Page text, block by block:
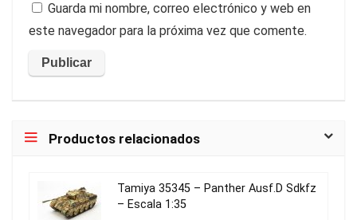
Guarda mi nombre, correo electrónico y web en
este navegador para la próxima vez que comente.
Productos relacionados
Tamiya 35345 – Panther Ausf.D Sdkfz
– Escala 1:35